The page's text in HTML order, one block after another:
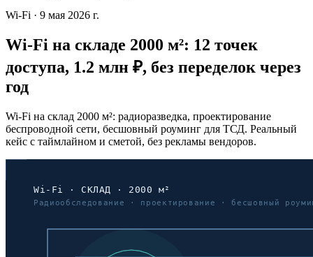
Wi-Fi · 9 мая 2026 г.
Wi-Fi на складе 2000 м²: 12 точек
доступа, 1.2 млн ₽, без переделок через
год
Wi-Fi на склад 2000 м²: радиоразведка, проектирование
беспроводной сети, бесшовный роуминг для ТСД. Реальный
кейс с таймлайном и сметой, без рекламы вендоров.